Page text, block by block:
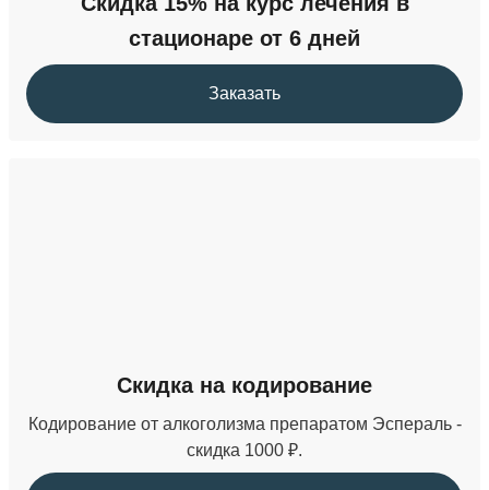
стационаре от 6 дней
Заказать
Скидка на кодирование
Кодирование от алкоголизма препаратом Эспераль -
скидка 1000 ₽.